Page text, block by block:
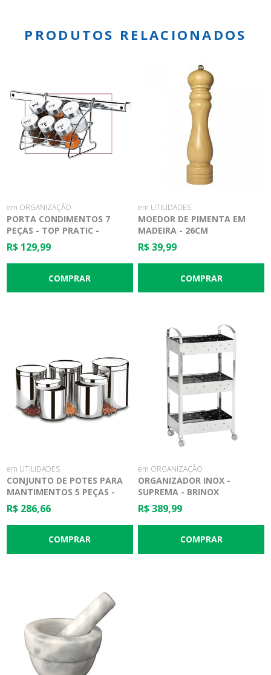
PRODUTOS RELACIONADOS
em ORGANIZAÇÃO
PORTA CONDIMENTOS 7
PEÇAS - TOP PRATIC -
BRINOX
R$ 129,99
em UTILIDADES
MOEDOR DE PIMENTA EM
MADEIRA - 26CM
R$ 39,99
em UTILIDADES
CONJUNTO DE POTES PARA
MANTIMENTOS 5 PEÇAS -
SUPREMA - BRINOX
R$ 286,66
em ORGANIZAÇÃO
ORGANIZADOR INOX -
SUPREMA - BRINOX
R$ 389,99